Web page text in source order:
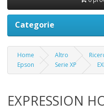
Categorie
Home Altro
Epson
Serie XP
EXPRESSION